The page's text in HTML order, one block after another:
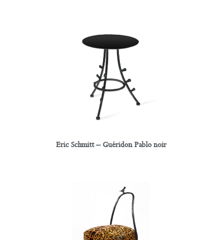
Eric Schmitt – Guéridon Pablo noir